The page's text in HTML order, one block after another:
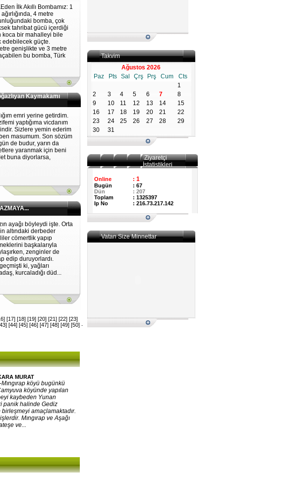
İlk Akıllı Bombamız: 1
4 metre
bomba, çok
tahribat gücü içerdiği
koca bir mahalleyi bile
edebilecek güçte.
genişlikte ve 3 metre
bu bomba, Türk
Kaymakamı
emri yerine getirdim.
yaptığıma vicdanım
Sizlere yemin ederim
masumum. Son sözüm
de budur, yarın da
yaranmak için beni
buna diyorlarsa,
ayağı böyleydi işte. Orta
altındaki derbeder
cömertlik yapıp
başkalarıyla
zenginler de
edip duruyorlardı.
ki, yağları
kurcaladığı düd...
[17] [18] [19] [20] [21] [22] [23]
[44] [45] [46] [47] [48] [49] [50] -
MURAT
köyü bugünkü
köyünde yapılan
kaybeden Yunan
panik halinde Gediz
amaçlamaktadır.
Mıngırap ve Aşağı
ve...
Takvim
Ağustos 2026
Paz
Pts Sal Çrş Prş Cum
Cts
1
2
3 4 5 6 7
8
9
10 11 12 13 14
15
16
17 18 19 20 21
22
23
24 25 26 27 28
29
30
31
Ziyaretçi
İstatistikleri
Online : 1
Bugün : 67
Dün
: 207
Toplam
: 1325397
Ip No
: 216.73.217.142
Vatan Size Minnettar